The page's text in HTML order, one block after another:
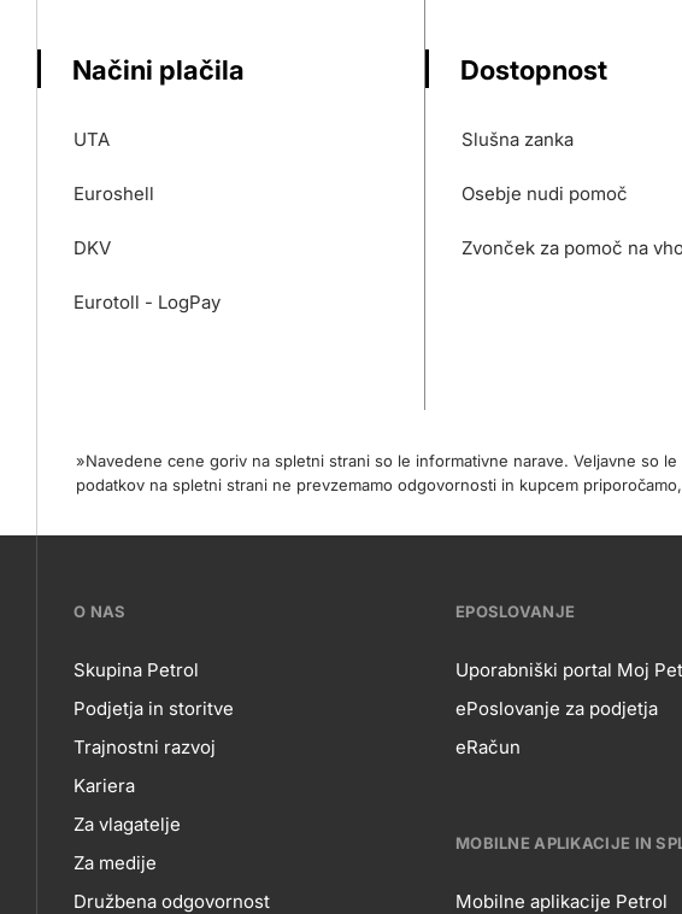
Načini plačila
UTA
Euroshell
DKV
Eurotoll - LogPay
Dostopnost
Slušna zanka
Osebje nudi pomoč
Zvonček za pomoč na
»Navedene cene goriv na spletni strani so le informativne narave. Veljavne so
podatkov na spletni strani ne prevzemamo odgovornosti in kupcem
???
petrol-
skupno.footer-
title???
O NAS
O
NAS
Skupina Petrol
Podjetja in storitve
Trajnostni razvoj
Kariera
Za vlagatelje
Za medije
Družbena odgovornost
EPOSLOVANJE
Uporabniški portal Moj
ePoslovanje za podjetja
eRačun
MOBILNE APLIKACIJE IN
Mobilne aplikacije Petrol